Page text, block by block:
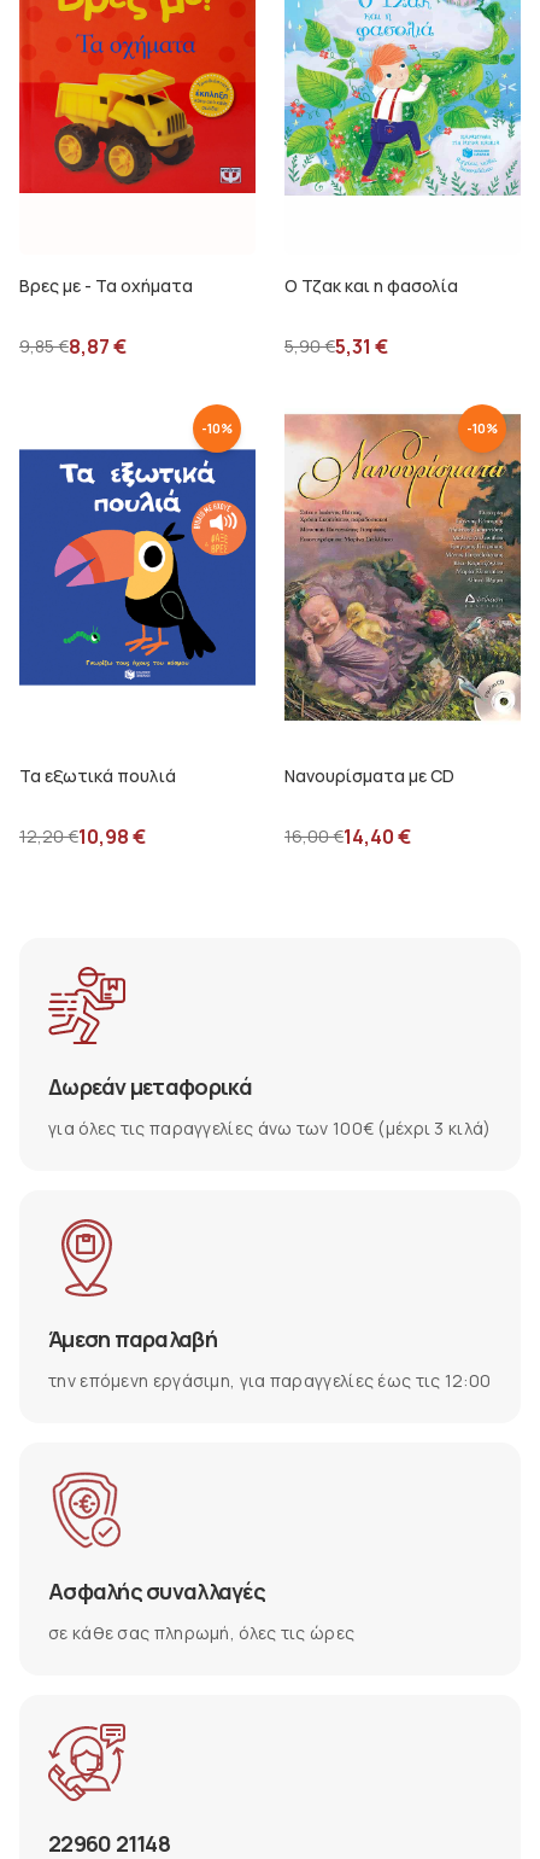
Βρες με - Τα οχήματα
9,85€8,87€
Ο Τζακ και η φασολία
5,90€5,31 €
-10%
Τα εξωτικά πουλιά
12,20€10,98€
-10%
Νανουρίσματα με CD
16,00€14,40€
Δωρεάν μεταφορικά
για όλες τις παραγγελίες άνω των 100€ (μέχρι 3 κιλά)
Άμεση παραλαβή
την επόμενη εργάσιμη, για παραγγελίες έως τις 12:00
Ασφαλής συναλλαγές
σε κάθε σας πληρωμή, όλες τις ώρες
22960 21148